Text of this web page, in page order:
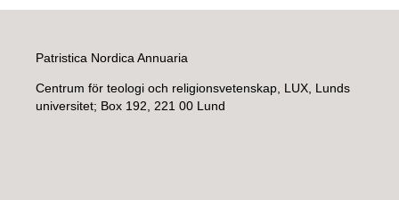
Patristica Nordica Annuaria
Centrum för teologi och religionsvetenskap, LUX, Lunds
universitet; Box 192, 221 00 Lund